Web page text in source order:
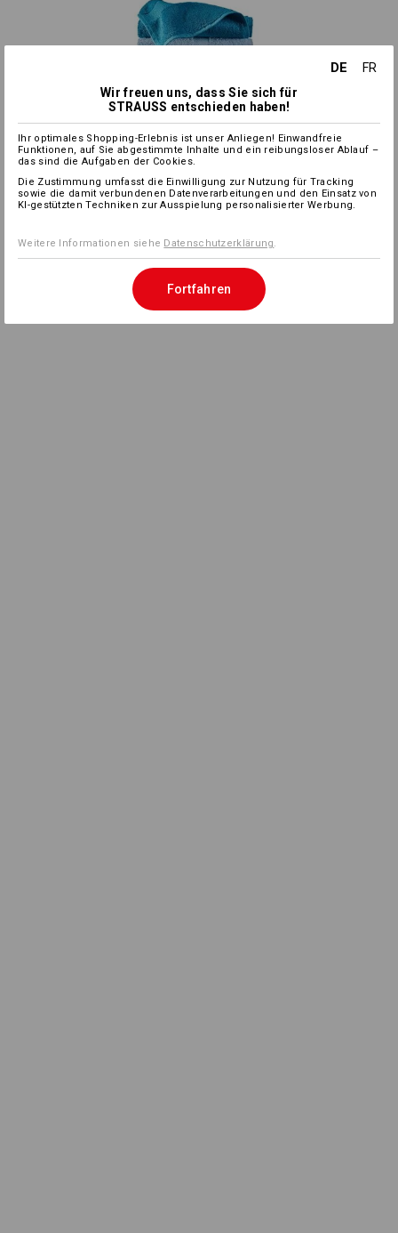
DE
FR
Wir freuen uns, dass Sie sich für
STRAUSS entschieden haben!
Ihr optimales Shopping-Erlebnis ist unser Anliegen! Einwandfreie
Funktionen, auf Sie abgestimmte Inhalte und ein reibungsloser Ablauf –
das sind die Aufgaben der Cookies.
Die Zustimmung umfasst die Einwilligung zur Nutzung für Tracking
sowie die damit verbundenen Datenverarbeitungen und den Einsatz von
KI-gestützten Techniken zur Ausspielung personalisierter Werbung.
Weitere Informationen siehe Datenschutzerklärung.
Fortfahren